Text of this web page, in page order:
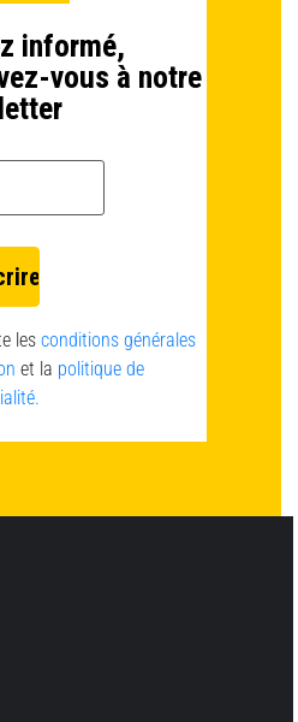
informé,
vous à notre
les conditions générales
et la politique de